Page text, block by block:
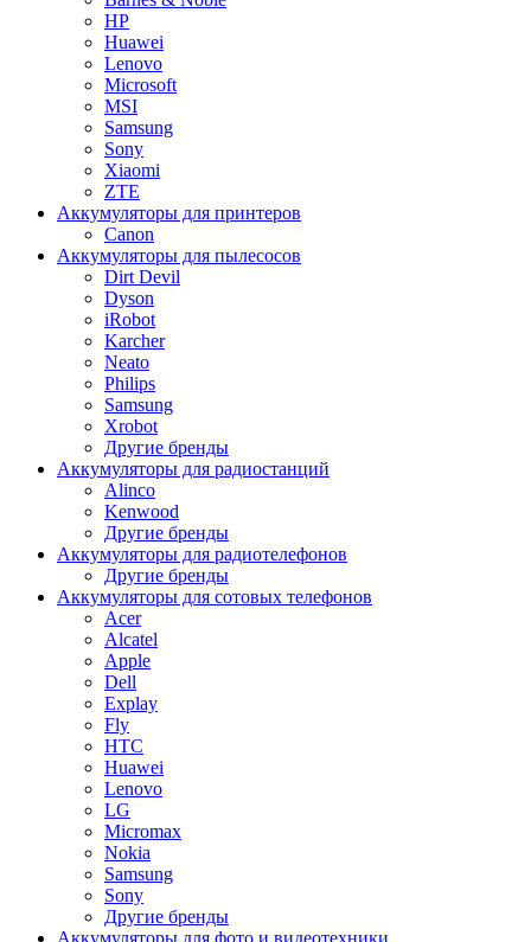
HP
Huawei
Lenovo
Microsoft
MSI
Samsung
Sony
Xiaomi
ZTE
Аккумуляторы для принтеров
Canon
Аккумуляторы для пылесосов
Dirt Devil
Dyson
iRobot
Karcher
Neato
Philips
Samsung
Xrobot
Другие бренды
Аккумуляторы для радиостанций
Alinco
Kenwood
Другие бренды
Аккумуляторы для радиотелефонов
Другие бренды
Аккумуляторы для сотовых телефонов
Acer
Alcatel
Apple
Dell
Explay
Fly
HTC
Huawei
Lenovo
LG
Micromax
Nokia
Samsung
Sony
Другие бренды
Аккумуляторы для фото и видеотехники